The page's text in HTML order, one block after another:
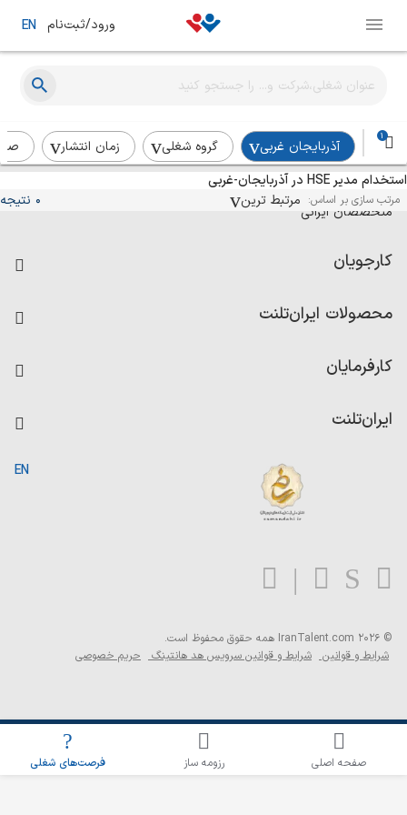
ورود/ثبت‌نام EN
1
آذربایجان غربی گروه شغلی زمان انتشار
استخدام مدیر HSE در آذربایجان-غربی
مرتب سازی بر اساس: مرتبط ترین 0 نتیجه
اطلاع‌رسانی شغلی را برای این جستجو فعال کنید
آگهی‌های استخدام و همکاری برای
متخصصان ایرانی
کارجویان
رزومه ساز
امتیاز شرکت‌ها
محصولات ایران‌تلنت
کاردیکس
کارفرمایان
ایران‌تلنت
بلاگ
EN
© 2026 IranTalent.com
همه حقوق محفوظ است.
شرایط و قوانین شرایط و قوانین سرویس هد هانتینگ حریم خصوصی
صفحه اصلی رزومه ساز فرصت‌های شغلی